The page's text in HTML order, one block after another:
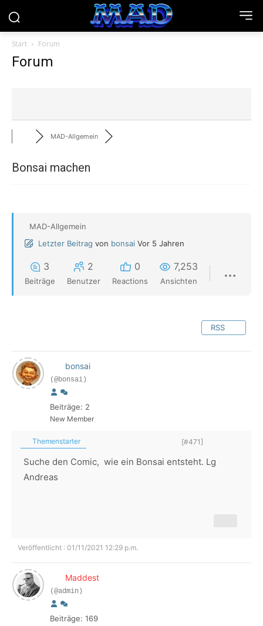
Start Forum
Forum
MAD-Allgemein
Bonsai machen
MAD-Allgemein
Letzter Beitrag von bonsai Vor 5 Jahren
3
Beiträge
2
Benutzer
0
Reactions
7,253
Ansichten
RSS
bonsai
(@bonsai)
Beiträge: 2
New Member
Themenstarter [#471]
Suche den Comic, wie ein Bonsai entsteht. Lg
Andreas
Veröffentlicht : 01/11/2021 12:29 p.m.
Maddest
(@admin)
Beiträge: 169